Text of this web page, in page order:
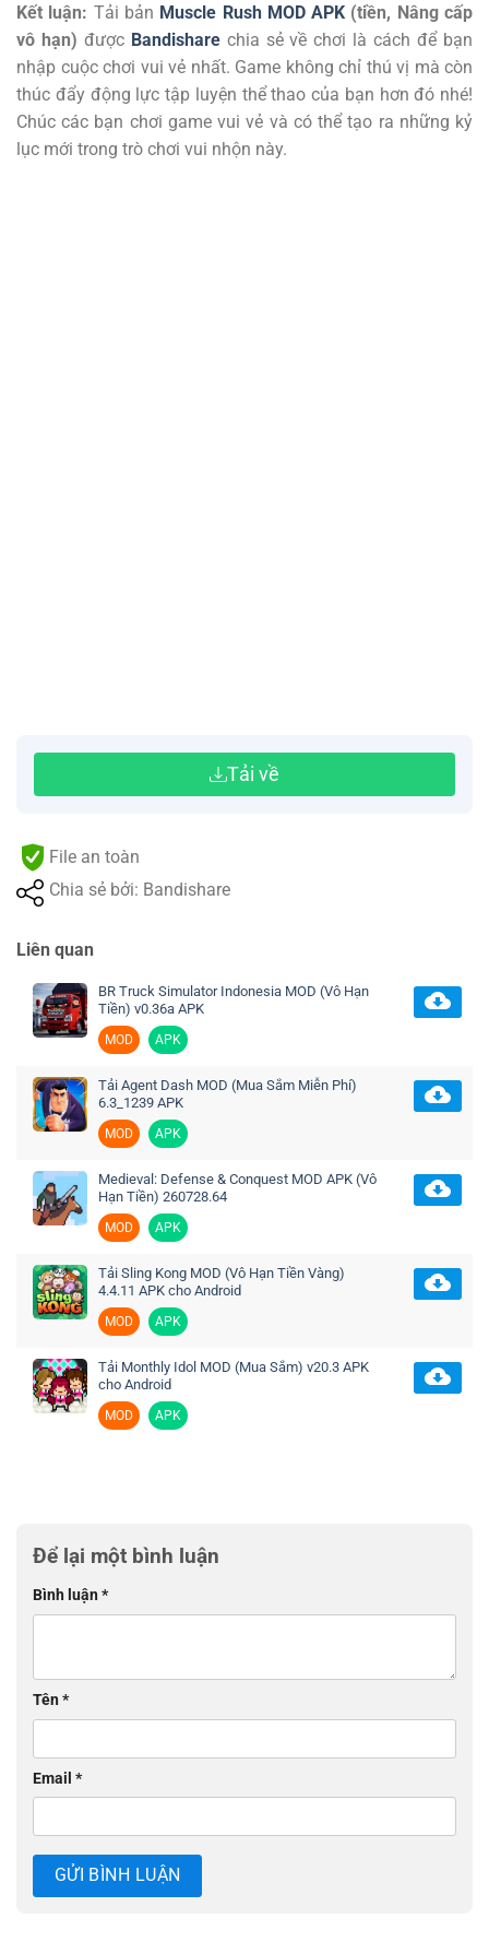
Kết luận: Tải bản Muscle Rush MOD APK (tiền, Nâng cấp
vô hạn) được Bandisharechia sẻ về chơi là cách để bạn
nhập cuộc chơi vui vẻ nhất. Game không chỉ thú vị mà còn
thúc đẩy động lực tập luyện thể thao của bạn hơn đó nhé!
Chúc các bạn chơi game vui vẻ và có thể tạo ra những kỷ
lục mới trong trò chơi vui nhộn này.
Tải về
File an toàn
Chia sẻ bởi: Bandishare
Liên quan
BR Truck Simulator Indonesia MOD (Vô Hạn
Tiền) v0.36a APK
MOD APK
Tải Agent Dash MOD (Mua Sắm Miễn Phí)
6.3_1239 APK
MOD APK
Medieval: Defense & Conquest MOD APK (Vô
Hạn Tiền) 260728.64
MOD APK
Tải Sling Kong MOD (Vô Hạn Tiền Vàng)
4.4.11 APK cho Android
MOD APK
Tải Monthly Idol MOD (Mua Sắm) v20.3 APK
cho Android
MOD APK
Để lại một bình luận
Bình luận*
Tên*
Email *